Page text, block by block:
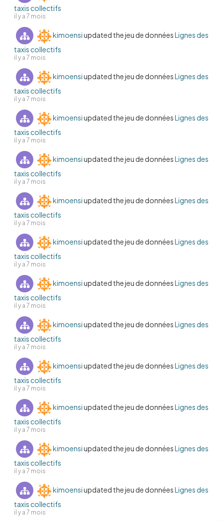
taxis collectifs
il y a 7 mois
kimoensiupdated the jeu de donnéesLignes des
taxis collectifs
il y a 7 mois
kimoensiupdated the jeu de donnéesLignes des
taxis collectifs
il y a 7 mois
kimoensiupdated the jeu de donnéesLignes des
taxis collectifs
il y a 7 mois
kimoensiupdated the jeu de donnéesLignes des
taxis collectifs
il y a 7 mois
kimoensiupdated the jeu de donnéesLignes des
taxis collectifs
il y a 7 mois
kimoensiupdated the jeu de donnéesLignes des
taxis collectifs
il y a 7 mois
kimoensiupdated the jeu de donnéesLignes des
taxis collectifs
il y a 7 mois
kimoensiupdated the jeu de donnéesLignes des
taxis collectifs
il y a 7 mois
kimoensiupdated the jeu de donnéesLignes des
taxis collectifs
il y a 7 mois
kimoensiupdated the jeu de donnéesLignes des
taxis collectifs
il y a 7 mois
kimoensiupdated the jeu de donnéesLignes des
taxis collectifs
il y a 7 mois
kimoensiupdated the jeu de donnéesLignes des
taxis collectifs
il y a 7 mois